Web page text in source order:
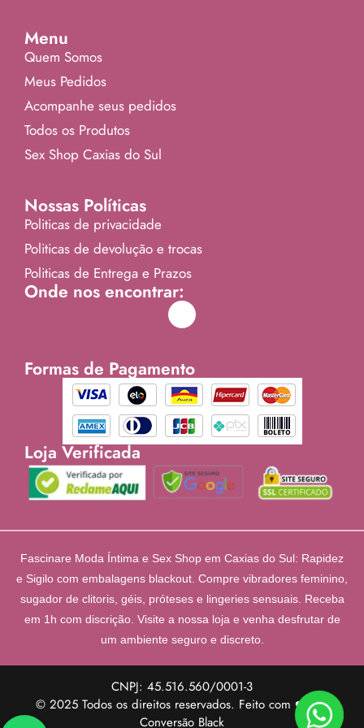
Menu
Quem Somos
Meus Pedidos
Acompanhe seus pedidos
Todos os Produtos
Sex Shop Caxias do Sul
Nossas Políticas
Politicas de privacidade
Politicas de devolução e trocas
Politicas de Entrega e Prazos
Onde nos encontrar:
Formas de Pagamento
Loja Verificada
Fascinare Moda Íntima e Sex Shop em Caxias do Sul: Rapidez
e Sigilo com embalagens blackout. Compre vibradores feminino,
sugador de clitoris, géis, próteses e lingeries sensuais. Receba
em 1h com discrição. Visite a nossa loja e venha desfrutar de
um ambiente seguro e discreto.
CNPJ: 45.516.560/0001-3
© 2025 Todos os direitos reservados. Feito com ❤️ por
Conversão Black